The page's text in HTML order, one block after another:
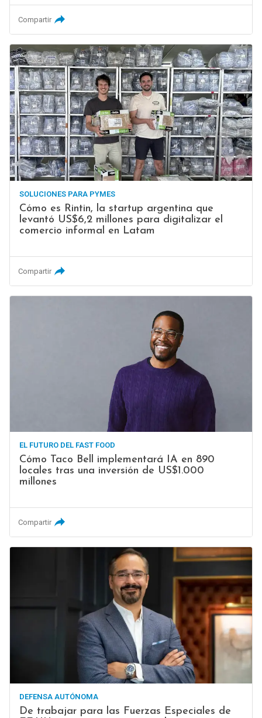
Compartir
SOLUCIONES PARA PYMES
Cómo es Rintin, la startup argentina que
levantó US$6,2 millones para digitalizar el
comercio informal en Latam
Compartir
EL FUTURO DEL FAST FOOD
Cómo Taco Bell implementará IA en 890
locales tras una inversión de US$1.000
millones
Compartir
DEFENSA AUTÓNOMA
De trabajar para las Fuerzas Especiales de